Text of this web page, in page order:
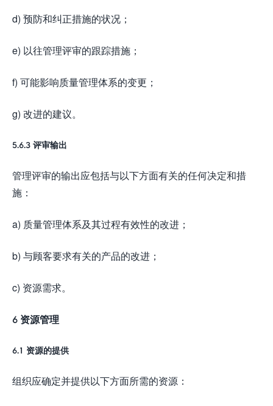
d) 预防和纠正措施的状况；
e) 以往管理评审的跟踪措施；
f) 可能影响质量管理体系的变更；
g) 改进的建议。
5.6.3 评审输出
管理评审的输出应包括与以下方面有关的任何决定和措
施：
a) 质量管理体系及其过程有效性的改进；
b) 与顾客要求有关的产品的改进；
c) 资源需求。
6 资源管理
6.1 资源的提供
组织应确定并提供以下方面所需的资源：